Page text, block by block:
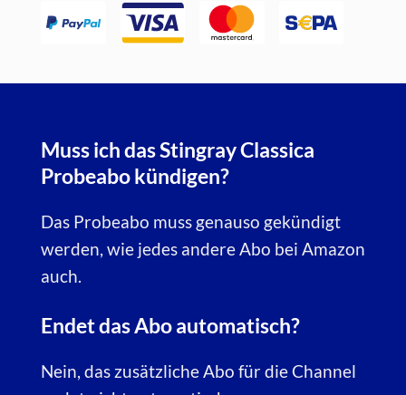
Muss ich das Stingray Classica
Probeabo kündigen?
Das Probeabo muss genauso gekündigt
werden, wie jedes andere Abo bei Amazon
auch.
Endet das Abo automatisch?
Nein, das zusätzliche Abo für die Channel